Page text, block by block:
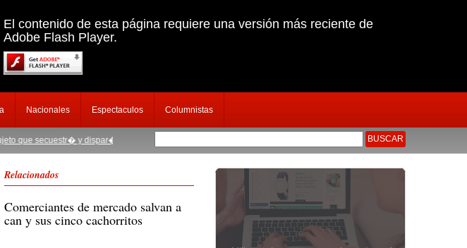
El contenido de esta página requiere una versión más reciente de
Adobe Flash Player.
Nacionales Espectaculos Columnistas
y dispar� a empresario chiclayano Nuevo Jefe policial anuncia cambios en todas las comisar�as
Relacionados
Comerciantes de mercado salvan a
can y sus cinco cachorritos